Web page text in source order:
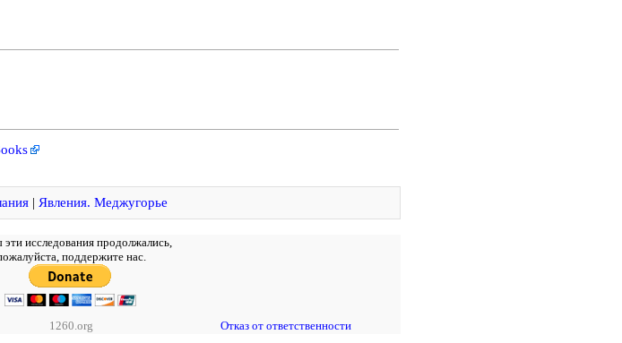
| Явления. Меджугорье
исследования продолжались,
поддержите нас.
1260.org Отказ от ответственности